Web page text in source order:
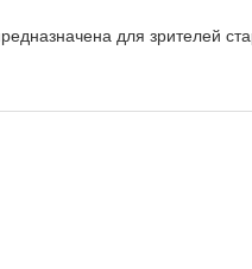
для зрителей